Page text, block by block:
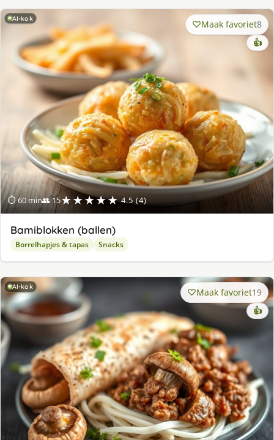
AI-kok
⏱ 60 min👥 15★★★★★ 4.5 (4)
Maak favoriet8
👍
Bamiblokken (ballen)
Borrelhapjes & tapas Snacks
AI-kok Maak favoriet19
👍